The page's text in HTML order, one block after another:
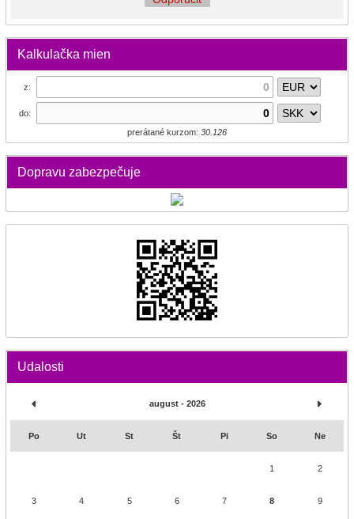
Kalkulačka mien
z:
do:
prerátané kurzom: 30.126
Dopravu zabezpečuje
Udalosti
august - 2026
Po Ut St Št Pi So Ne
1 2
3 4 5 6 7 8 9